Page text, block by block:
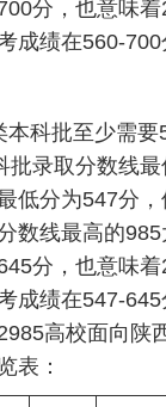
分，也意味
成绩在560-
本科批至少需
批录取分数线
低分为547分
数线最高的
分，也意味
成绩在547-
高校面向陕
表：